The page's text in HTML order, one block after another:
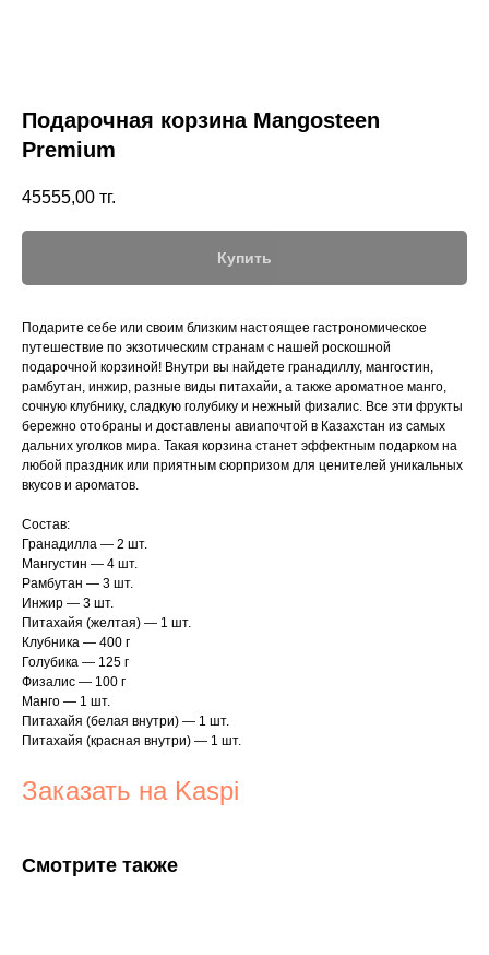
Подарочная корзина Mangosteen
Premium
45555,00 тг.
Купить
Подарите себе или своим близким настоящее гастрономическое
путешествие по экзотическим странам с нашей роскошной
подарочной корзиной! Внутри вы найдете гранадиллу, мангостин,
рамбутан, инжир, разные виды питахайи, а также ароматное манго,
сочную клубнику, сладкую голубику и нежный физалис. Все эти фрукты
бережно отобраны и доставлены авиапочтой в Казахстан из самых
дальних уголков мира. Такая корзина станет эффектным подарком на
любой праздник или приятным сюрпризом для ценителей уникальных
вкусов и ароматов.
Состав:
Гранадилла — 2 шт.
Мангустин — 4 шт.
Рамбутан — 3 шт.
Инжир — 3 шт.
Питахайя (желтая) — 1 шт.
Клубника — 400 г
Голубика — 125 г
Физалис — 100 г
Манго — 1 шт.
Питахайя (белая внутри) — 1 шт.
Питахайя (красная внутри) — 1 шт.
Заказать на Kaspi
Смотрите также